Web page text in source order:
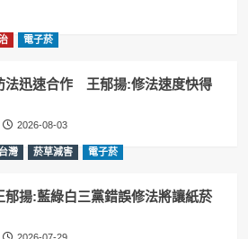
電子菸
法迅速合作 王郁揚:修法速度快得
2026-08-03
灣 菸草減害 電子菸
揚:藍綠白三黨錯誤修法將讓紙菸